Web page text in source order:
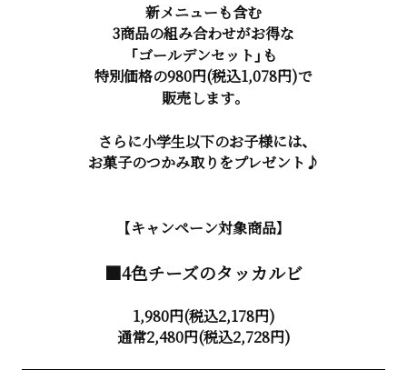
新メニューも含む
3商品の組み合わせがお得な
「ゴールデンセット」も
特別価格の980円(税込1,078円)で
販売します。
さらに小学生以下のお子様には、
お菓子のつかみ取りをプレゼント♪
【キャンペーン対象商品】
■4色チーズのタッカルビ
1,980円(税込2,178円)
通常2,480円(税込2,728円)